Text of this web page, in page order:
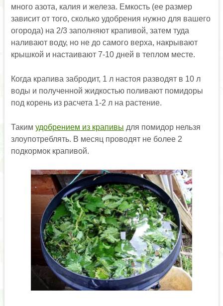
много азота, калия и железа. Емкость (ее размер
зависит от того, сколько удобрения нужно для вашего
огорода) на 2/3 заполняют крапивой, затем туда
наливают воду, но не до самого верха, накрывают
крышкой и настаивают 7-10 дней в теплом месте.
Когда крапива забродит, 1 л настоя разводят в 10 л
воды и полученной жидкостью поливают помидоры
под корень из расчета 1-2 л на растение.
Таким удобрением из крапивы для помидор нельзя
злоупотреблять. В месяц проводят не более 2
подкормок крапивой.